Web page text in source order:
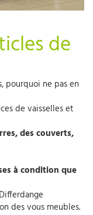
de
pourquoi ne pas en
de vaisselles et
des couverts,
à condition que
des vous meubles.